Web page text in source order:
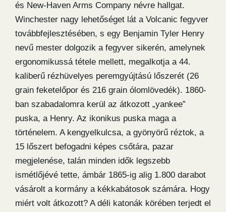
és New-Haven Arms Company névre hallgat.
Winchester nagy lehetőséget lát a Volcanic fegyver
továbbfejlesztésében, s egy Benjamin Tyler Henry
nevű mester dolgozik a fegyver sikerén, amelynek
ergonomikussá tétele mellett, megalkotja a 44.
kaliberű rézhüvelyes peremgyújtású lőszerét (26
grain feketelőpor és 216 grain ólomlövedék). 1860-
ban szabadalomra kerül az átkozott „yankee”
puska, a Henry. Az ikonikus puska maga a
történelem. A kengyelkulcsa, a gyönyörű réztok, a
15 lőszert befogadni képes csőtára, pazar
megjelenése, talán minden idők legszebb
ismétlőjévé tette, ámbár 1865-ig alig 1.800 darabot
vásárolt a kormány a kékkabátosok számára. Hogy
miért volt átkozott? A déli katonák körében terjedt el